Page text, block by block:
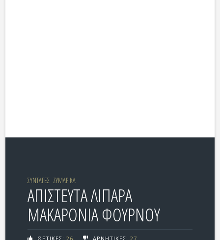
ΣΥΝΤΑΓΕΣ ΖΥΜΑΡΙΚΑ
ΑΠΙΣΤΕΥΤΑ ΛΙΠΑΡΑ
ΜΑΚΑΡΟΝΙΑ ΦΟΥΡΝΟΥ
ΘΕΤΙΚΕΣ: 26 ΑΡΝΗΤΙΚΕΣ: 27